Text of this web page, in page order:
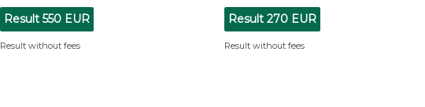
Result 550 EUR
Result without fees
Result 270 EUR
Result without fees